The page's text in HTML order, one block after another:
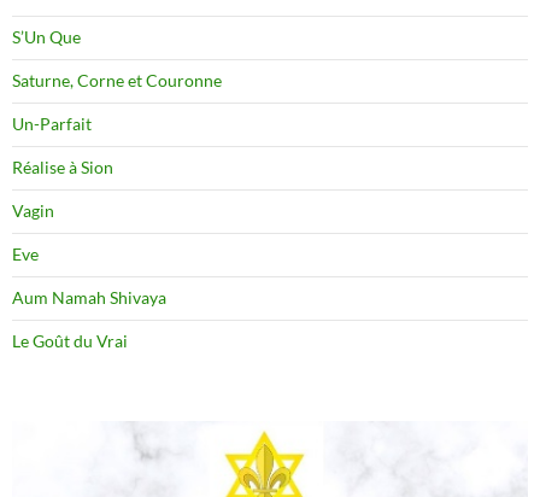
S’Un Que
Saturne, Corne et Couronne
Un-Parfait
Réalise à Sion
Vagin
Eve
Aum Namah Shivaya
Le Goût du Vrai